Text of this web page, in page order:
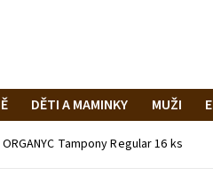
DĚTI A MAMINKY MUŽI
A PLATBA HODNOCENÍ
ORGANYC Tampony Regular 16 ks